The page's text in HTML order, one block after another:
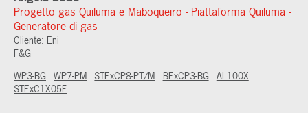
Progetto gas Quiluma e Maboqueiro - Piattaforma Quiluma -
Generatore di gas
Cliente: Eni
F&G
WP3-BG WP7-PM STExCP8-PT/M BExCP3-BG
AL100X
STExC1X05F